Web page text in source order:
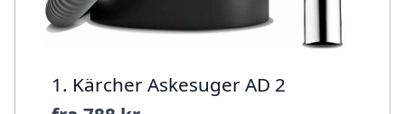
1. Kärcher Askesuger AD 2